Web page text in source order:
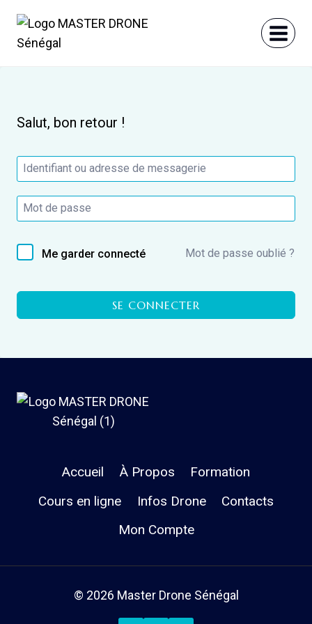
contenu
Salut, bon retour !
Me garder connecté Mot de passe oublié ?
SE CONNECTER
Accueil À Propos
Formation
Cours en ligne
Infos Drone
Contacts
Mon Compte
© 2026 Master Drone Sénégal